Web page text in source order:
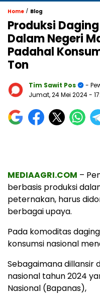
Home / Blog
Produksi
Dalam Negeri
Padahal
Ton
Tim Sawit Pos
-
Jumat, 24 Mei 2024-
MEDIAAGRI.COM –
berbasis produksi
peternakan, harus
berbagai upaya.
Pada komoditas
konsumsi nasional
Sebagaimana dillansir
nasional tahun 2024
Nasional (Bapanas),